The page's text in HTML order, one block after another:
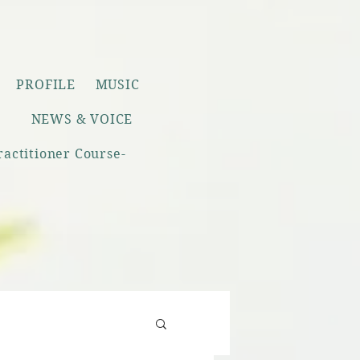
PROFILE MUSIC
NEWS & VOICE
Course-